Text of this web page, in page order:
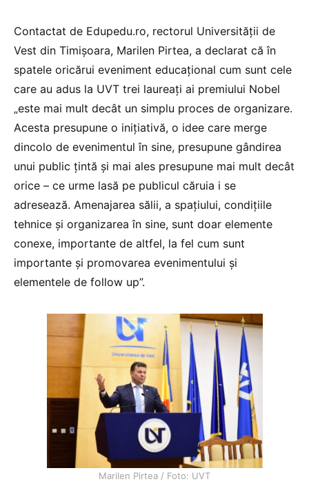
Contactat de Edupedu.ro, rectorul Universității de
Vest din Timișoara, Marilen Pirtea, a declarat că în
spatele oricărui eveniment educațional cum sunt cele
care au adus la UVT trei laureați ai premiului Nobel
„este mai mult decât un simplu proces de organizare.
Acesta presupune o inițiativă, o idee care merge
dincolo de evenimentul în sine, presupune gândirea
unui public țintă și mai ales presupune mai mult decât
orice – ce urme lasă pe publicul căruia i se
adresează. Amenajarea sălii, a spațiului, condițiile
tehnice și organizarea în sine, sunt doar elemente
conexe, importante de altfel, la fel cum sunt
importante și promovarea evenimentului și
elementele de follow up”.
Marilen Pirtea / Foto: UVT